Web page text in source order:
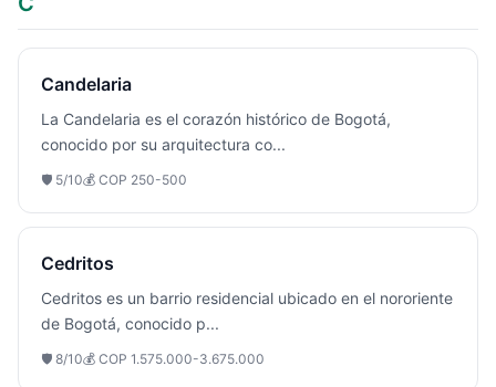
Candelaria
La Candelaria es el corazón histórico de Bogotá,
conocido por su arquitectura co...
🛡️ 5/10💰 COP 250-500
Cedritos
Cedritos es un barrio residencial ubicado en el nororiente
de Bogotá, conocido p...
🛡️ 8/10💰 COP 1.575.000-3.675.000